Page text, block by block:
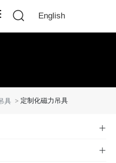
English
具 定制化磁力吊具